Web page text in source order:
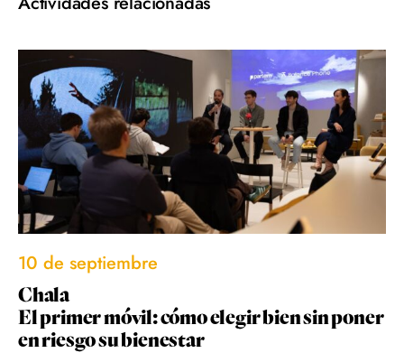
10 de septiembre
Chala
El primer móvil: cómo elegir bien sin poner
en riesgo su bienestar